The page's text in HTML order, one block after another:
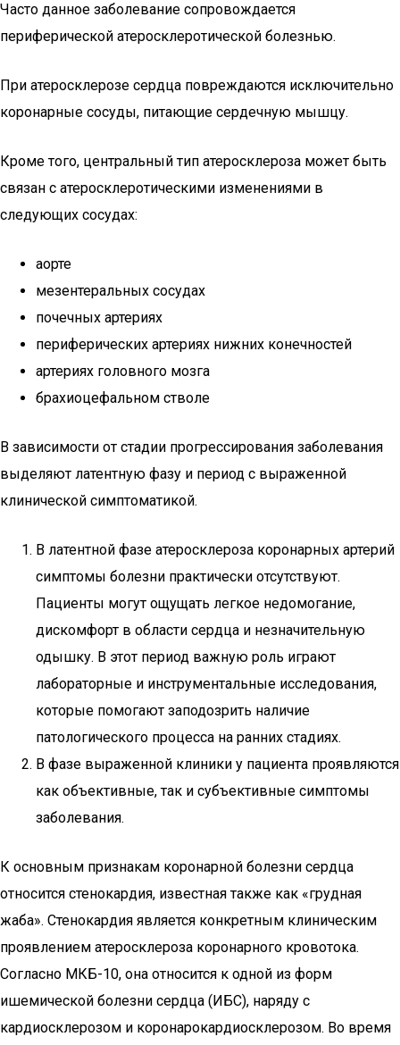
Часто данное заболевание сопровождается
периферической атеросклеротической болезнью.
При атеросклерозе сердца повреждаются исключительно
коронарные сосуды, питающие сердечную мышцу.
Кроме того, центральный тип атеросклероза может быть
связан с атеросклеротическими изменениями в
следующих сосудах:
аорте
мезентеральных сосудах
почечных артериях
периферических артериях нижних конечностей
артериях головного мозга
брахиоцефальном стволе
В зависимости от стадии прогрессирования заболевания
выделяют латентную фазу и период с выраженной
клинической симптоматикой.
В латентной фазе атеросклероза коронарных артерий
симптомы болезни практически отсутствуют.
Пациенты могут ощущать легкое недомогание,
дискомфорт в области сердца и незначительную
одышку. В этот период важную роль играют
лабораторные и инструментальные исследования,
которые помогают заподозрить наличие
патологического процесса на ранних стадиях.
В фазе выраженной клиники у пациента проявляются
как объективные, так и субъективные симптомы
заболевания.
К основным признакам коронарной болезни сердца
относится стенокардия, известная также как «грудная
жаба». Стенокардия является конкретным клиническим
проявлением атеросклероза коронарного кровотока.
Согласно МКБ-10, она относится к одной из форм
ишемической болезни сердца (ИБС), наряду с
кардиосклерозом и коронарокардиосклерозом. Во время